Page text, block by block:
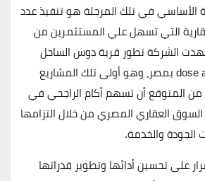
في تلك المرحلة هو تنفيذ عدد
التي تسهل علي المستثمرين من
الشركة تطور قرية دوس الساحل
الشمالي dose akam alrajhi بمصر، وهو أولى تلك المشاريع
من المتوقع أن تسهم أكام الراجحي في
العقاري المصري من خلال التزامها
الجودة والخدمة.
على تحسين أدائها وتطوير قدراتها